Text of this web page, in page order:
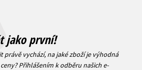
jako první!
právě vychází, na jaké zboží je výhodná
Přihlášením k odběru našich e-